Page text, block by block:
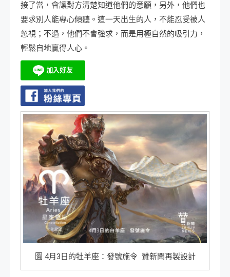
接了當，會讓對方清楚知道他們的意願，另外，他們也
要求別人能專心傾聽。這一天出生的人，不能忍受被人
忽視；不過，他們不會強求，而是用極自然的吸引力，
輕鬆自地贏得人心。
圖 4月3日的牡羊座：發號施令 贊新聞再製設計